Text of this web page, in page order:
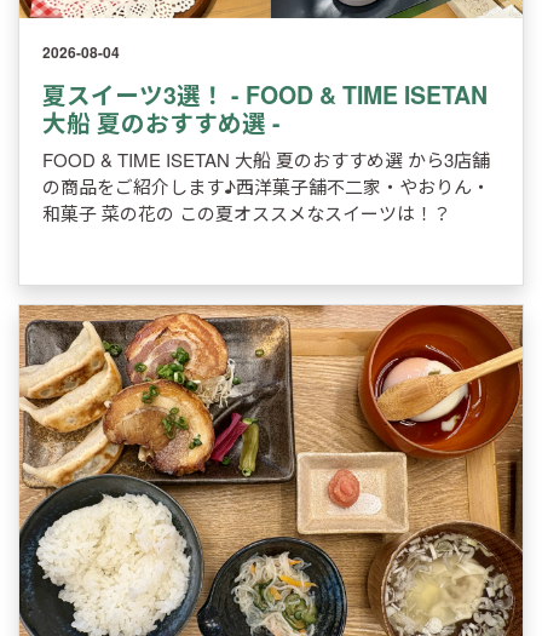
2026-08-04
夏スイーツ3選！ - FOOD & TIME ISETAN
大船 夏のおすすめ選 -
FOOD & TIME ISETAN 大船 夏のおすすめ選 から3店舗
の商品をご紹介します♪西洋菓子舗不二家・やおりん・
和菓子 菜の花の この夏オススメなスイーツは！？